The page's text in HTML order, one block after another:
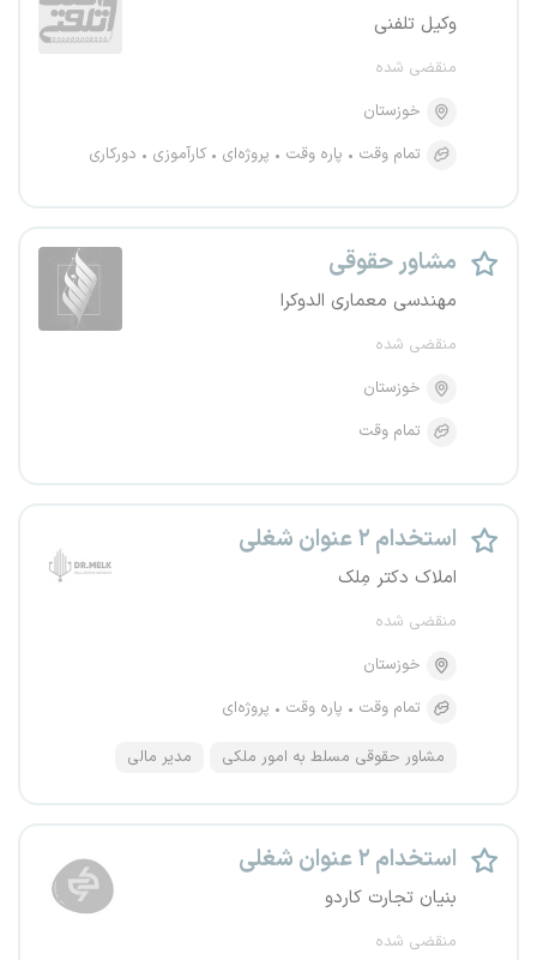
وکیل تلفنی
منقضی شده
خوزستان
تمام وقت
پاره وقت پروژه‌ای کارآموزی دورکاری
مشاور حقوقی
مهندسی معماری الدوکرا
منقضی شده
خوزستان
تمام وقت
استخدام ۲ عنوان شغلی
املاک دکتر مِلک
منقضی شده
خوزستان
تمام وقت
پاره وقت پروژه‌ای
مشاور حقوقی مسلط به امور ملکی مدیر مالی
استخدام ۲ عنوان شغلی
بنیان تجارت کاردو
منقضی شده